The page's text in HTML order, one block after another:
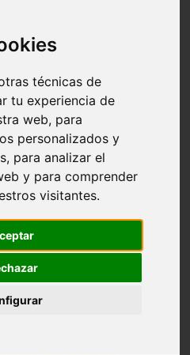
técnicas de
tu experiencia de
web, para
personalizados y
para analizar el
y para comprender
visitantes.
vallès
portmany